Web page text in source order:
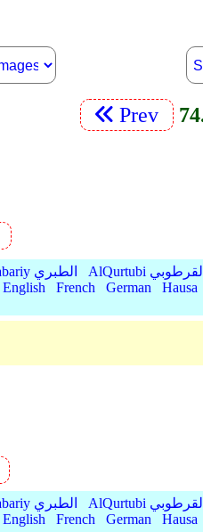
Prev
AtTabariy الطبري AlQurtubi القرطوبي
English French German Hausa
AtTabariy الطبري AlQurtubi القرطوبي
English French German Hausa